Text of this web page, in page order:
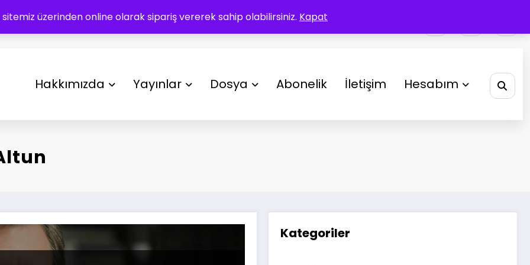
üzerinden online olarak sipariş vererek sahip olabilirsiniz. Kapat
Hakkımızda Yayınlar Dosya Abonelik İletişim Hesabım
Kategoriler